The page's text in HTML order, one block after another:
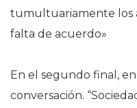
tumultuariamente los
falta de acuerdo»
En el segundo final,
conversación.